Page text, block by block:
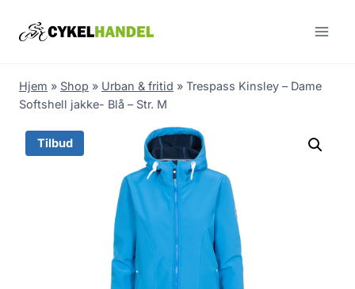
Hjem » Shop » Urban & fritid » Trespass Kinsley – Dame
Softshell jakke- Blå – Str. M
Tilbud